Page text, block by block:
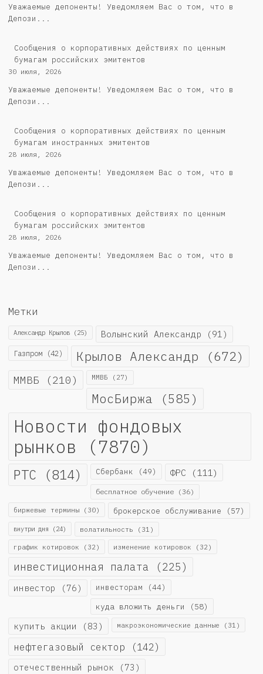
Уважаемые депоненты! Уведомляем Вас о том, что в
Депози...
Cообщения о корпоративных действиях по ценным
бумагам российских эмитентов
30 июля, 2026
Уважаемые депоненты! Уведомляем Вас о том, что в
Депози...
Сообщения о корпоративных действиях по ценным
бумагам иностранных эмитентов
28 июля, 2026
Уважаемые депоненты! Уведомляем Вас о том, что в
Депози...
Cообщения о корпоративных действиях по ценным
бумагам российских эмитентов
28 июля, 2026
Уважаемые депоненты! Уведомляем Вас о том, что в
Депози...
Метки
Александр Крылов (25) Волынский Александр (91)
Газпром (42) Крылов Александр (672)
ММВБ (210) ММВБ (27)
МосБиржа (585)
Новости фондовых
рынков (7870)
РТС (814) Сбербанк (49) ФРС (111)
бесплатное обучение (36)
биржевые термины (30) брокерское обслуживание (57)
внутри дня (24) волатильность (31)
график котировок (32) изменение котировок (32)
инвестиционная палата (225)
инвестор (76) инвесторам (44)
куда вложить деньги (58)
купить акции (83) макроэкономические данные (31)
нефтегазовый сектор (142)
отечественный рынок (73)